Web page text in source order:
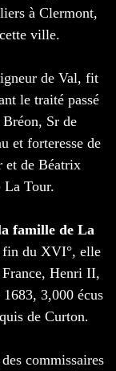
à Clermont,
ville.
de Val, fit
le traité passé
Sr de
et forteresse de
et de Béatrix
La Tour.
famille de La
fin du XVI°, elle
Henri II,
3,000 écus
de Curton.
commissaires